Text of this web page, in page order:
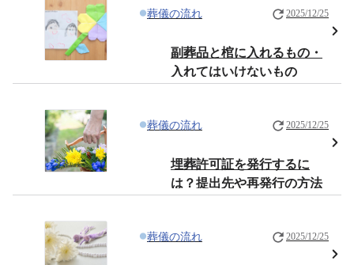
葬儀の流れ 2025/12/25
副葬品と棺に入れるもの・
入れてはいけないもの
葬儀の流れ 2025/12/25
埋葬許可証を発行するに
は？提出先や再発行の方法
葬儀の流れ 2025/12/25